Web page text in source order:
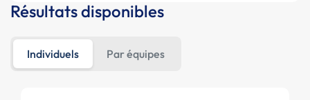
Résultats disponibles
Individuels Par équipes